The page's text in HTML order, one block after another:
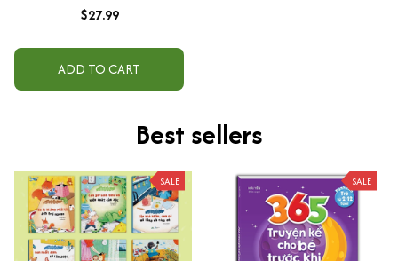
Của Sự Tỉnh Thức
$27.99
ADD TO CART
Best sellers
SALE SALE